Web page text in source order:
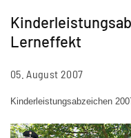
Lerneffekt
05. August 2007
Kinderleistungsabzeichen